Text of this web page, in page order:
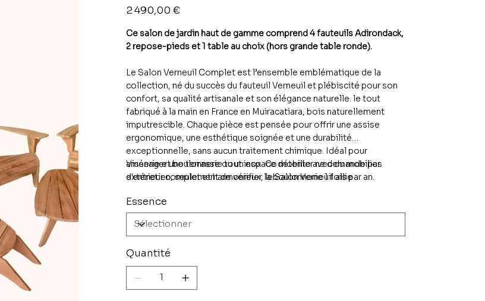
Prix
2 490,00 €
Ce salon de jardin haut de gamme comprend 4 fauteuils Adirondack,
2 repose-pieds et 1 table au choix(hors grande table ronde).
Le Salon Verneuil Complet est l’ensemble emblématique de la
collection, né du succès du fauteuil Verneuil et plébiscité pour son
confort, sa qualité artisanale et son élégance naturelle. le tout
fabriqué à la main en France en Muiracatiara, bois naturellement
imputrescible. Chaque pièce est pensée pour offrir une assise
ergonomique, une esthétique soignée et une durabilité
exceptionnelle, sans aucun traitement chimique. Idéal pour
aménager une terrasse ou un espace détente avec du mobilier
extérieur complet et harmonieux, le Salon Verneuil allie
Visserie et boulonnerie tout inox. Ce mobilier ne demande pas
d'entretien, seulement de vérifier la boulonnerie 1 fois par an.
Essence
Quantité